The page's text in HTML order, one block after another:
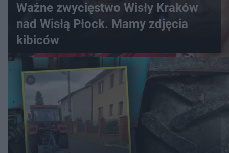
Ważne zwycięstwo Wisły Kraków
nad Wisłą Płock. Mamy zdjęcia
kibiców